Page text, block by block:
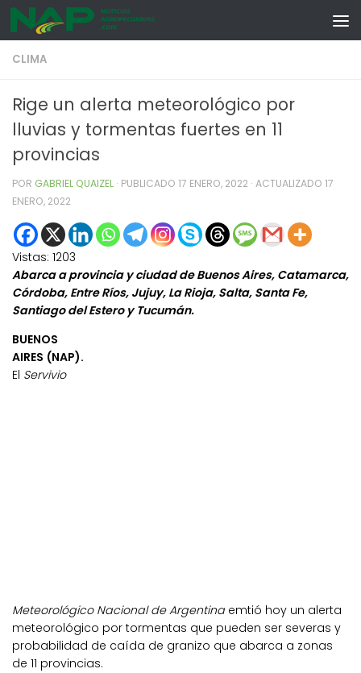
Skip to content
CLIMA
Rige un alerta meteorológico por
lluvias y tormentas fuertes en 11
provincias
POR GABRIEL QUAIZEL · PUBLICADO 17 ENERO, 2022 · ACTUALIZADO 17
ENERO, 2022
Vistas: 1203
Abarca a provincia y ciudad de Buenos Aires, Catamarca,
Córdoba, Entre Ríos, Jujuy, La Rioja, Salta, Santa Fe,
Santiago del Estero y Tucumán.
BUENOS
AIRES (NAP).
El Servivio
Meteorológico Nacional de Argentinaemtió hoy un alerta
meteorológico por tormentas que pueden ser severas y
probabilidad de caída de granizo que abarca a zonas
de 11 provincias.